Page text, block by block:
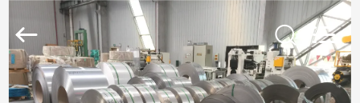
ΣΠΊΤΙ
Rights
Reserved.